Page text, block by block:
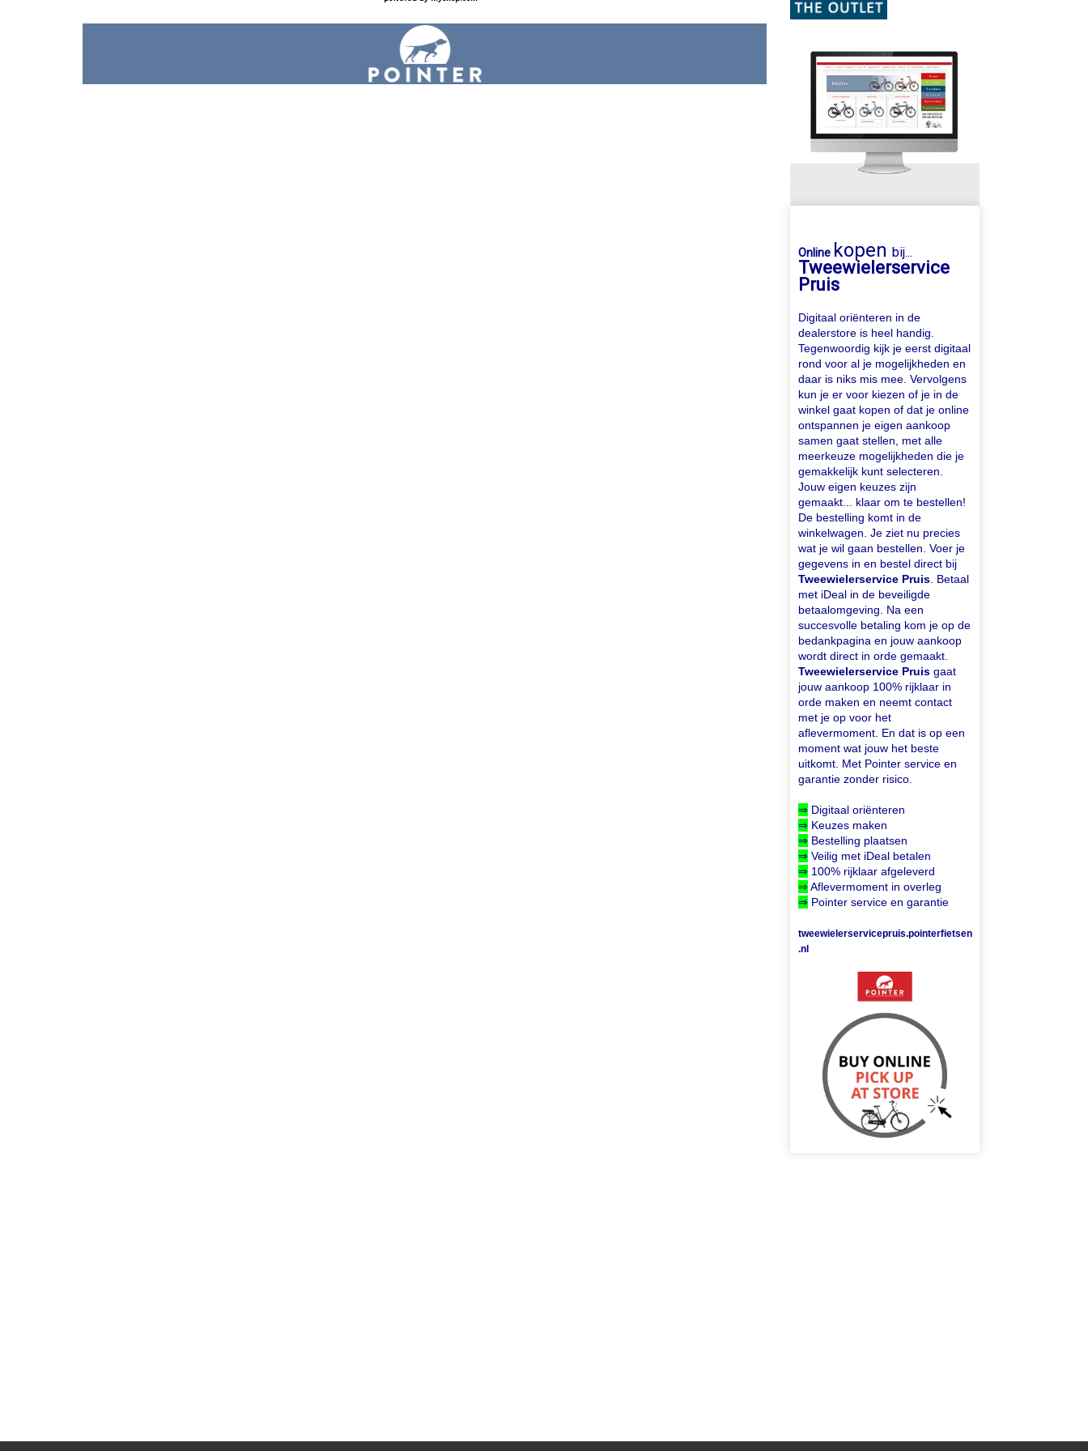
Online kopenbij...
Tweewielerservice
Pruis
Digitaal oriënteren in de
dealerstore is heel handig.
Tegenwoordig kijk je eerst digitaal
rond voor al je mogelijkheden en
daar is niks mis mee. Vervolgens
kun je er voor kiezen of je in de
winkel gaat kopen of dat je online
ontspannen je eigen aankoop
samen gaat stellen, met alle
meerkeuze mogelijkheden die je
gemakkelijk kunt selecteren.
Jouw eigen keuzes zijn
gemaakt... klaar om te bestellen!
De bestelling komt in de
winkelwagen. Je ziet nu precies
wat je wil gaan bestellen. Voer je
gegevens in en bestel direct bij
Tweewielerservice Pruis . Betaal
met iDeal in de beveiligde
betaalomgeving. Na een
succesvolle betaling kom je op de
bedankpagina en jouw aankoop
wordt direct in orde gemaakt.
Tweewielerservice Pruis gaat
jouw aankoop 100% rijklaar in
orde maken en neemt contact
met je op voor het
aflevermoment. En dat is op een
moment wat jouw het beste
uitkomt. Met Pointer service en
garantie zonder risico.
⇒ Digitaal oriënteren
⇒ Keuzes maken
⇒ Bestelling plaatsen
⇒ Veilig met iDeal betalen
⇒ 100% rijklaar afgeleverd
⇒ Aflevermoment in overleg
⇒ Pointer service en garantie
tweewielerservicepruis.pointerfietsen
.nl